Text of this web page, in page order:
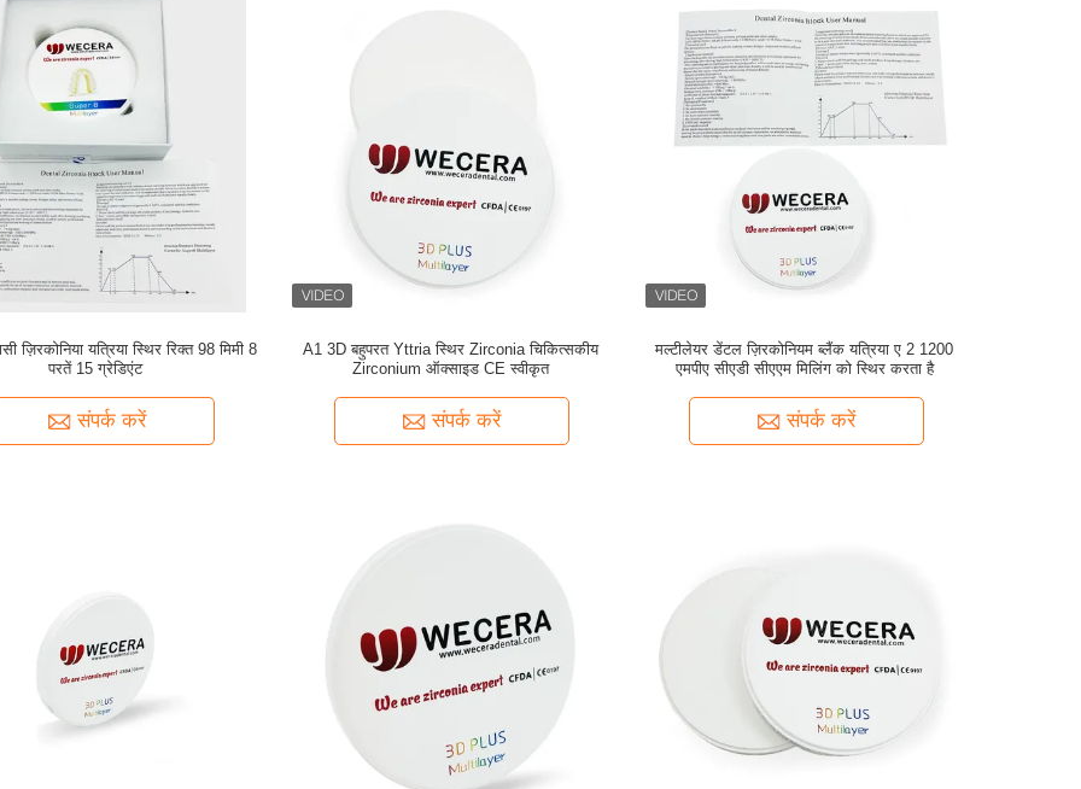
ज़िरकोनिया यत्रिया स्थिर रिक्त 98 मिमी 8
परतें 15 ग्रेडिएंट
संपर्क करें
A1 3D बहुपरत Yttria स्थिर Zirconia चिकित्सकीय
Zirconium ऑक्साइड CE स्वीकृत
संपर्क करें
मल्टीलेयर डेंटल ज़िरकोनियम ब्लैंक यत्रिया ए 2 1200
एमपीए सीएडी सीएएम मिलिंग को स्थिर करता है
संपर्क करें